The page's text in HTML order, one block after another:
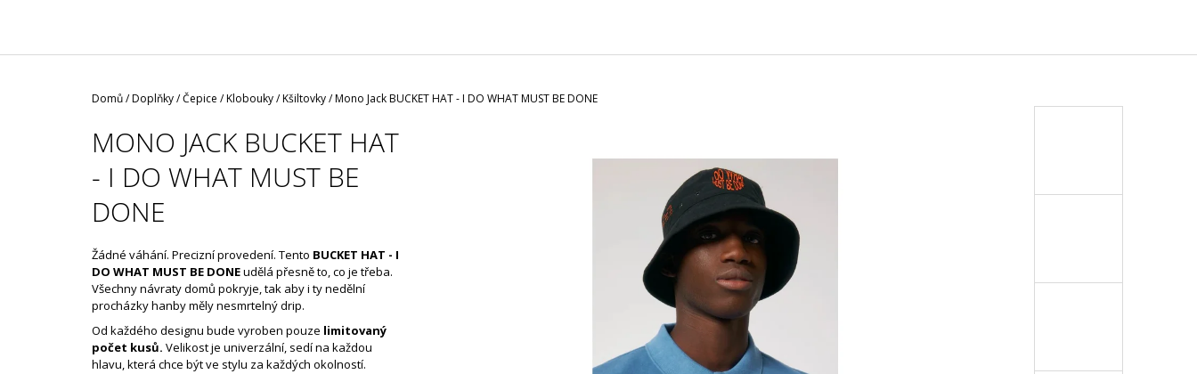
Domů/Doplňky/Čepice / Klobouky / Kšiltovky/Mono Jack BUCKET HAT - I DO WHAT MUST BE DONE
MONO JACK BUCKET HAT
- I DO WHAT MUST BE
DONE
Žádné váhání. Precizní provedení. Tento BUCKET HAT - I
DO WHAT MUST BE DONEudělá přesně to, co je třeba.
Všechny návraty domů pokryje, tak aby i ty nedělní
procházky hanby měly nesmrtelný drip.
Od každého designu bude vyroben pouze limitovaný
počet kusů. Velikost je univerzální, sedí na každou
hlavu, která chce být ve stylu za každých okolností.